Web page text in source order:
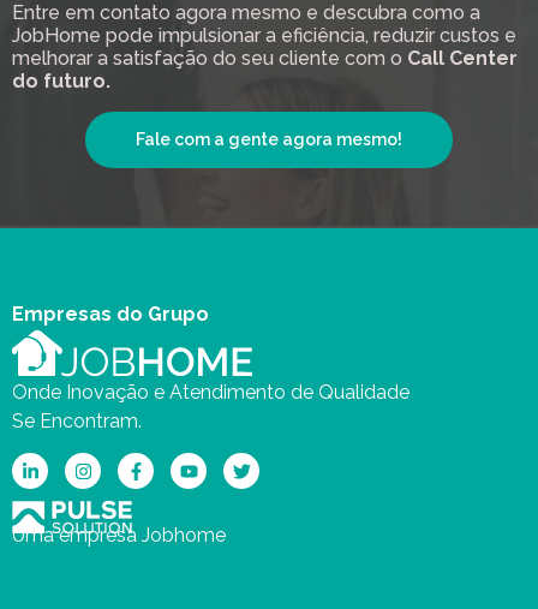
Entre em contato agora mesmo e descubra como a
JobHome pode impulsionar a eficiência, reduzir custos e
melhorar a satisfação do seu cliente com o Call Center
do futuro.
Fale com a gente agora mesmo!
Empresas do Grupo
Onde Inovação e Atendimento de Qualidade
Se Encontram.
Uma empresa Jobhome